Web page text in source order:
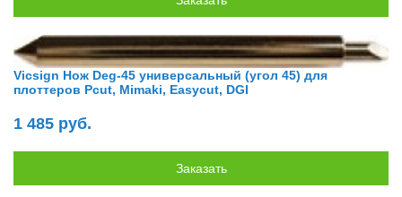
Vicsign Нож Deg-45 универсальный (угол 45) для
плоттеров Pcut, Mimaki, Easycut, DGI
1 485 руб.